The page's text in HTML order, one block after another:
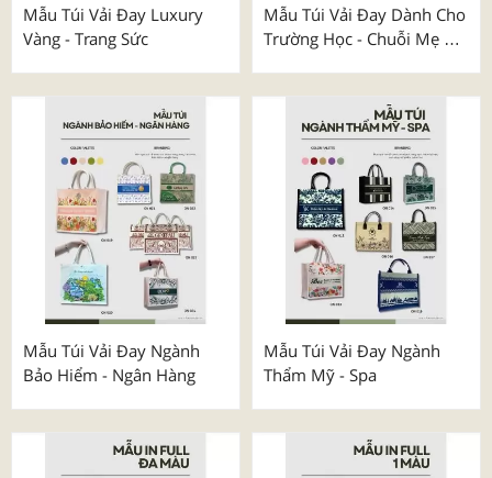
Mẫu Túi Vải Đay Luxury
Vàng - Trang Sức
Mẫu Túi Vải Đay Dành Cho
Trường Học - Chuỗi Mẹ &
Mẫu Túi Vải Đay Ngành
Bảo Hiểm - Ngân Hàng
Mẫu Túi Vải Đay Ngành
Thẩm Mỹ - Spa